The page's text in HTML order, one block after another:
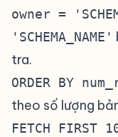
owner =
'SCHEMA_NAME'
tra.
ORDER BY
theo số lượng
FETCH FIRST